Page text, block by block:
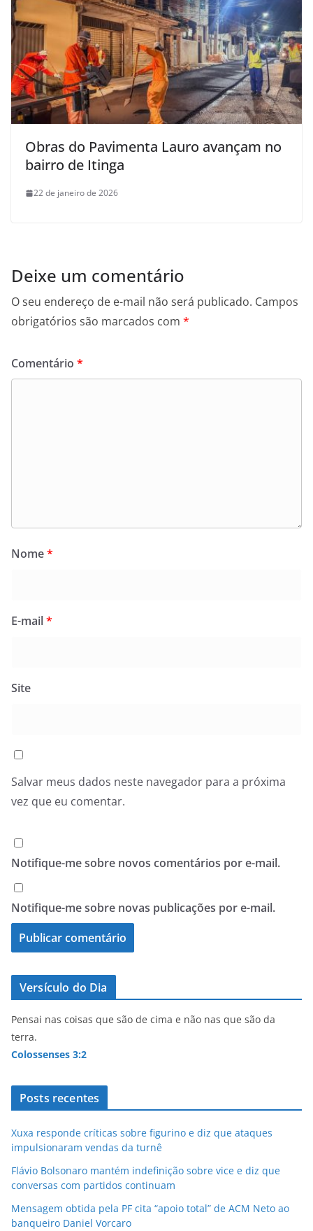
Obras do Pavimenta Lauro avançam no
bairro de Itinga
22 de janeiro de 2026
Deixe um comentário
O seu endereço de e-mail não será publicado. Campos
obrigatórios são marcados com *
Comentário *
Nome*
E-mail*
Site
Salvar meus dados neste navegador para a próxima
vez que eu comentar.
Notifique-me sobre novos comentários por e-mail.
Notifique-me sobre novas publicações por e-mail.
Versículo do Dia
Pensai nas coisas que são de cima e não nas que são da
terra.
Colossenses 3:2
Posts recentes
Xuxa responde críticas sobre figurino e diz que ataques
impulsionaram vendas da turnê
Flávio Bolsonaro mantém indefinição sobre vice e diz que
conversas com partidos continuam
Mensagem obtida pela PF cita “apoio total” de ACM Neto ao
banqueiro Daniel Vorcaro